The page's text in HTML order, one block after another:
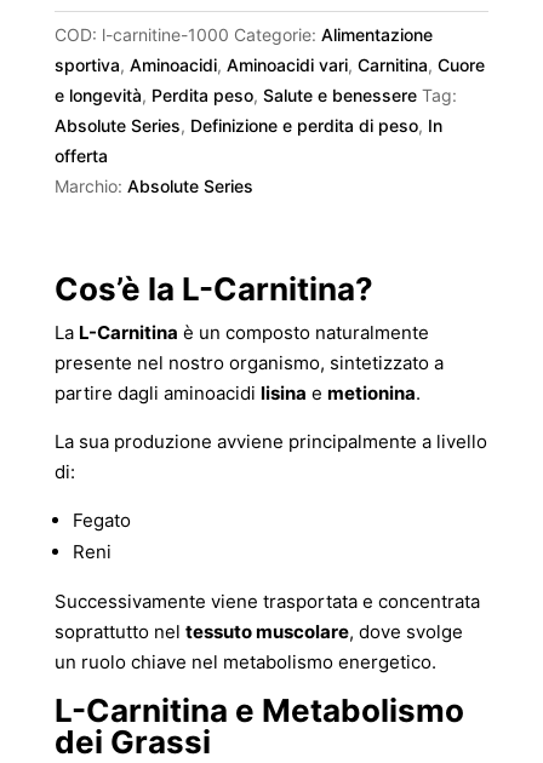
quantità
COD: l-carnitine-1000 Categorie: Alimentazione
sportiva, Aminoacidi, Aminoacidi vari, Carnitina, Cuore
e longevità, Perdita peso, Salute e benessere Tag:
Absolute Series, Definizione e perdita di peso, In
offerta
Marchio: Absolute Series
Cos’è la L-Carnitina?
La L-Carnitina è un composto naturalmente
presente nel nostro organismo, sintetizzato a
partire dagli aminoacidi lisina e metionina.
La sua produzione avviene principalmente a livello
di:
Fegato
Reni
Successivamente viene trasportata e concentrata
soprattutto nel tessuto muscolare, dove svolge
un ruolo chiave nel metabolismo energetico.
L-Carnitina e Metabolismo
dei Grassi